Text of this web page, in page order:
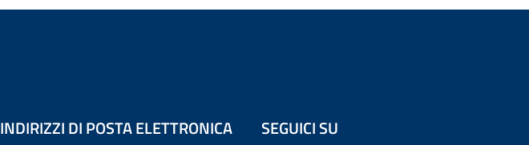
INDIRIZZI DI POSTA ELETTRONICA SEGUICI SU